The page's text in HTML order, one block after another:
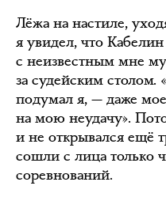
Лёжа на настиле,
я увидел, что
с неизвестным мне
за судейским столом.
подумал я, — даже
на мою неудачу».
и не открывался ещё
сошли с лица только
соревнований.